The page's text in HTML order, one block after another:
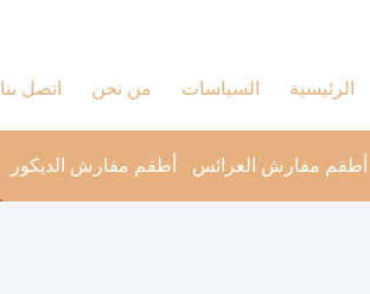
الرئيسية
السياسات من نحن اتصل بنا
أطقم مفارش العرائس أطقم مفارش الديكور